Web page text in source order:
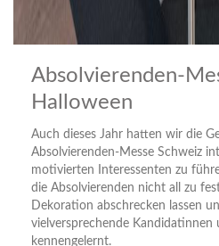
Absolvierenden-
Halloween
Auch dieses Jahr hatten wir die
Absolvierenden-Messe Schweiz
motivierten Interessenten zu
die Absolvierenden nicht all zu
Dekoration abschrecken lassen
vielversprechende Kandidatinnen
kennengelernt.